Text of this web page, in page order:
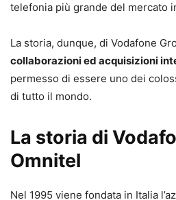
telefonia più grande del mercato
La storia, dunque, di Vodafone
collaborazioni ed acquisizioni
permesso di essere uno dei
di tutto il mondo.
La storia di
Omnitel
Nel 1995 viene fondata in Italia